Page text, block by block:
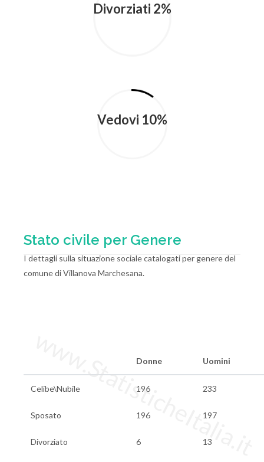
Divorziati 2%
Vedovi 10%
Stato civile per Genere
I dettagli sulla situazione sociale catalogati per genere del
comune di Villanova Marchesana.
Donne Uomini
Celibe\Nubile 196 233
Sposato 196 197
Divorziato 6 13
www.StatisticheItalia.it